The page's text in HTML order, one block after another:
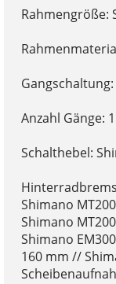
Rahmengröße:
Anzahl Gänge: 1
Schalthebel:
Shimano
Shimano MT200
Shimano
160 mm //